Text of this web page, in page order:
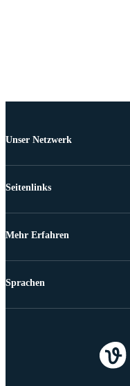
Unser Netzwerk
Seitenlinks
Mehr Erfahren
Sprachen